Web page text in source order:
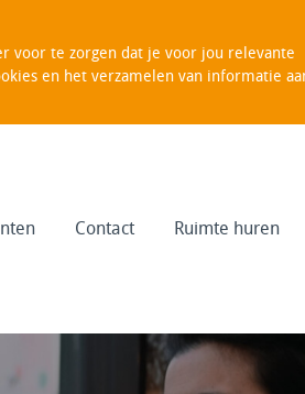
voor te zorgen dat je voor jou relevante
en het verzamelen van informatie
Contact Ruimte huren